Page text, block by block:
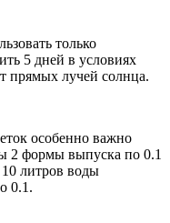
только
5 дней в условиях
прямых лучей солнца.
особенно важно
2 формы выпуска по 0.1
10 литров воды
0.1.